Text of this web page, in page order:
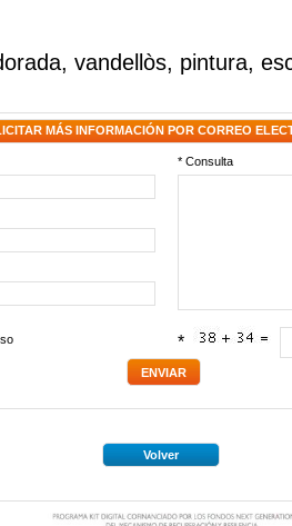
, vandellòs, pintura,
MÁS INFORMACIÓN POR CORREO
* Consulta
*
Volver